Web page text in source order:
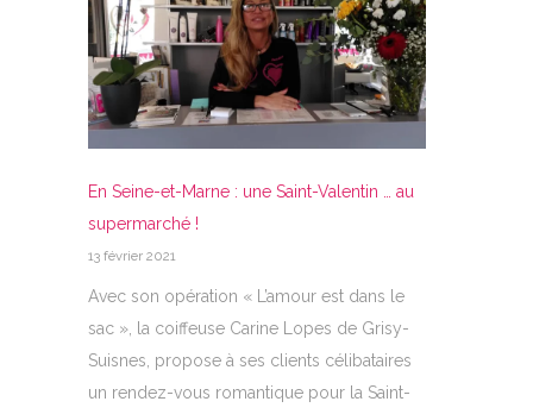
En Seine-et-Marne : une Saint-Valentin … au
supermarché !
13 février 2021
Avec son opération « L’amour est dans le
sac », la coiffeuse Carine Lopes de Grisy-
Suisnes, propose à ses clients célibataires
un rendez-vous romantique pour la Saint-